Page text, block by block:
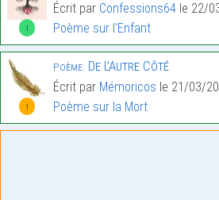
1
Écrit par Confessions64 le 22/
Poème sur l'Enfant
1
Poème: De L’Autre Côté
Écrit par Mémoricos le 21/03/
Poème sur la Mort